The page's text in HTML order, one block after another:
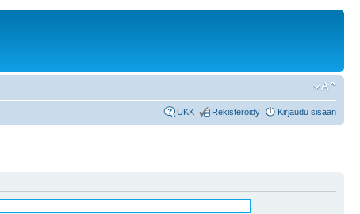
UKK Rekisteröidy Kirjaudu sisään